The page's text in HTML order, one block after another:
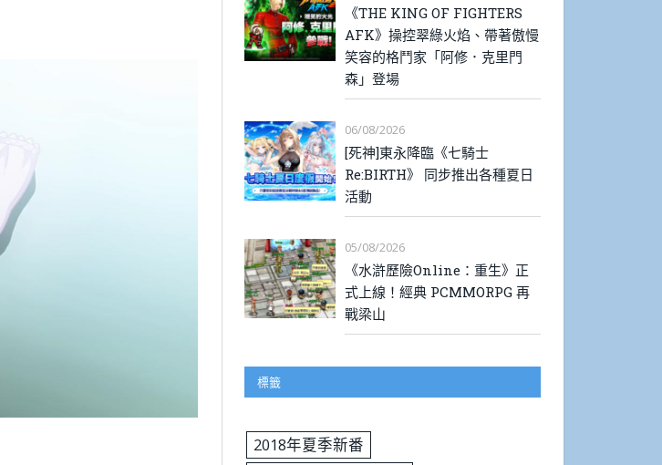
《THE KING OF FIGHTERS
AFK》操控翠綠火焰、帶著傲慢
笑容的格鬥家「阿修．克里門
森」登場
06/08/2026
[死神]東永降臨《七騎士
Re:BIRTH》 同步推出各種夏日
活動
05/08/2026
《水滸歷險Online：重生》正
式上線！經典 PCMMORPG 再
戰梁山
標籤
2018年夏季新番